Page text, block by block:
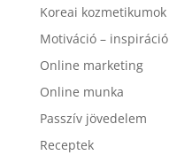
Koreai kozmetikumok
Motiváció – inspiráció
Online marketing
Online munka
Passzív jövedelem
Receptek